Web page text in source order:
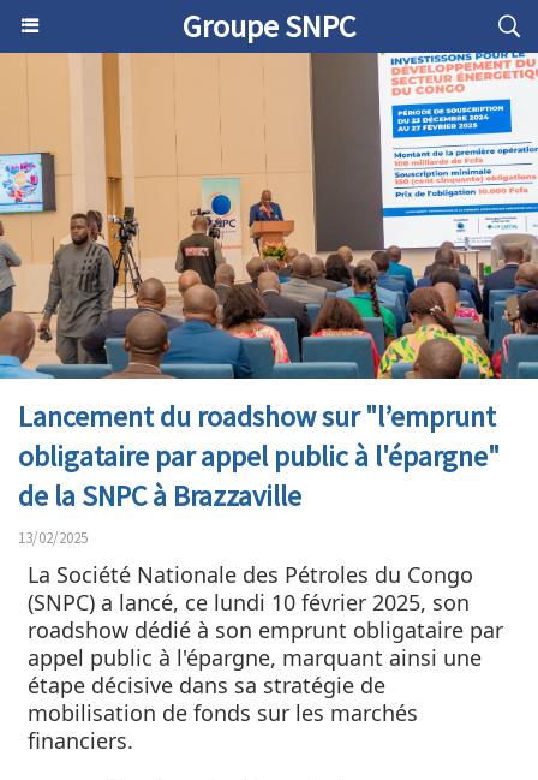
Groupe SNPC
Lancement du roadshow sur "l’emprunt
obligataire par appel public à l'épargne"
de la SNPC à Brazzaville
13/02/2025
La Société Nationale des Pétroles du Congo
(SNPC) a lancé, ce lundi 10 février 2025, son
roadshow dédié à son emprunt obligataire par
appel public à l'épargne, marquant ainsi une
étape décisive dans sa stratégie de
mobilisation de fonds sur les marchés
financiers.